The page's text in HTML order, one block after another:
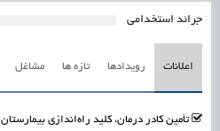
جرائد استخدامی
اعلانات رویدادها تازه ها مشاغل
تأمین کادر درمان، کلید راه‌اندازی بیمارستان ۴۰۰ تختخوابی شهدای اسلامشهر